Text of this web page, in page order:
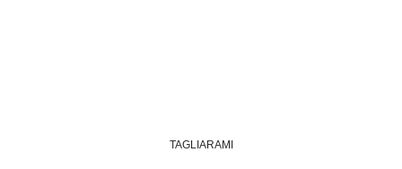
TAGLIARAMI